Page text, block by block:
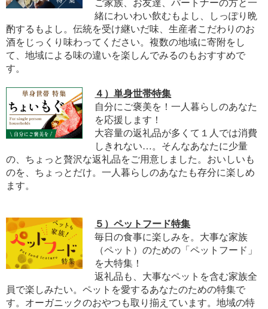
ご家族、お友達、パートナーの方と一
緒にわいわい飲むもよし、しっぽり晩
酌するもよし。伝統を受け継いだ味、生産者こだわりのお
酒をじっくり味わってください。複数の地域に寄附をし
て、地域による味の違いを楽しんでみるのもおすすめで
す。
４）単身世帯特集
自分にご褒美を！一人暮らしのあなた
を応援します！
大容量の返礼品が多くて１人では消費
しきれない…。そんなあなたに少量
の、ちょっと贅沢な返礼品をご用意しました。おいしいも
のを、ちょっとだけ。一人暮らしのあなたも存分に楽しめ
ます。
５）ペットフード特集
毎日の食事に楽しみを。大事な家族
（ペット）のための「ペットフード」
を大特集！
返礼品も、大事なペットを含む家族全
員で楽しみたい。ペットを愛するあなたのための特集で
す。オーガニックのおやつも取り揃えています。地域の特